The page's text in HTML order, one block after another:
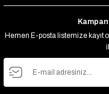
Hemen E-posta listemize kayıt